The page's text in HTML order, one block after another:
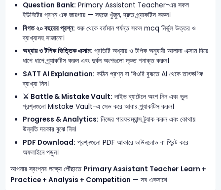
Question Bank: Primary Assistant Teacher-এর সকল
ইউনিটের প্রশ্ন এক জায়গায় — সহজে খুঁজুন, দ্রুত প্র্যাকটিস করুন।
বিগত ২০ বছরের প্রশ্ন: শুরু থেকে বর্তমান পর্যন্ত সকল mcq নির্ভুল উত্তর ও
ব্যাখ্যাসহ সাজানো।
অধ্যায় ও টপিক ভিত্তিক এক্সাম: প্রতিটি অধ্যায় ও টপিক অনুযায়ী আলাদা এক্সাম দিয়ে
ধাপে ধাপে প্র্যাকটিস করুন এবং দুর্বল অংশগুলো দ্রুত শনাক্ত করুন।
SATT AI Explanation: কঠিন প্রশ্ন বা থিওরি বুঝতে AI থেকে তাৎক্ষণিক
ব্যাখ্যা নিন।
⚔️ Battle & Mistake Vault: লাইভ ব্যাটেলে অংশ নিন এবং ভুল
প্রশ্নগুলো Mistake Vault-এ সেভ করে আবার প্র্যাকটিস করুন।
Progress & Analytics: নিজের পারফরম্যান্স ট্র্যাক করুন এবং কোথায়
উন্নতি দরকার বুঝে নিন।
PDF Download: প্রশ্নগুলো PDF আকারে ডাউনলোড বা প্রিন্ট করে
অফলাইনে পড়ুন।
আপনার স্বপ্নের লক্ষ্যে পৌঁছাতে Primary Assistant Teacher Learn +
Practice + Analysis + Competition — সব একসাথে